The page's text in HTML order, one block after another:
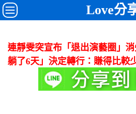
Love分
連靜雯突宣布「退出演藝圈」
躺了6天」決定轉行：賺得比較